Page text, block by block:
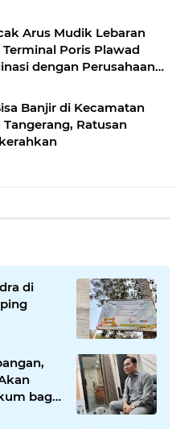
Arus Mudik Lebaran
Poris Plawad
dengan Perusahaan
Banjir di Kecamatan
Ratusan
di
bagi
Usaha